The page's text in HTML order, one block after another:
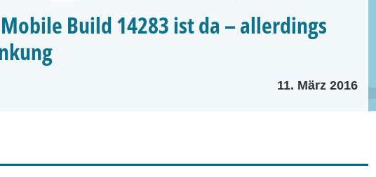
Build 14283 ist da – allerdings
11. März 2016